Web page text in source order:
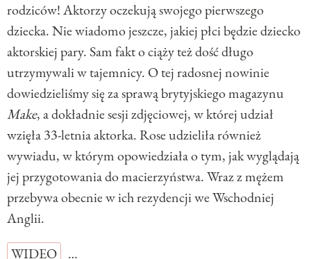
rodziców! Aktorzy oczekują swojego pierwszego
dziecka. Nie wiadomo jeszcze, jakiej płci będzie dziecko
aktorskiej pary. Sam fakt o ciąży też dość długo
utrzymywali w tajemnicy. O tej radosnej nowinie
dowiedzieliśmy się za sprawą brytyjskiego magazynu
Make, a dokładnie sesji zdjęciowej, w której udział
wzięła 33-letnia aktorka. Rose udzieliła również
wywiadu, w którym opowiedziała o tym, jak wyglądają
jej przygotowania do macierzyństwa. Wraz z mężem
przebywa obecnie w ich rezydencji we Wschodniej
Anglii.
WIDEO
…